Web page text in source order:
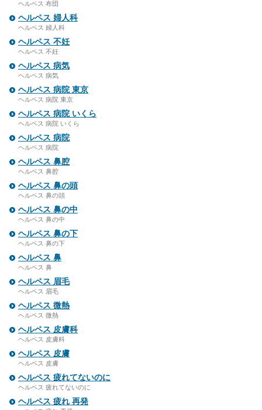
ヘルペス 布団
ヘルペス 婦人科
ヘルペス 婦人科
ヘルペス 不妊
ヘルペス 不妊
ヘルペス 病気
ヘルペス 病気
ヘルペス 病院 東京
ヘルペス 病院 東京
ヘルペス 病院 いくら
ヘルペス 病院 いくら
ヘルペス 病院
ヘルペス 病院
ヘルペス 鼻腔
ヘルペス 鼻腔
ヘルペス 鼻の頭
ヘルペス 鼻の頭
ヘルペス 鼻の中
ヘルペス 鼻の中
ヘルペス 鼻の下
ヘルペス 鼻の下
ヘルペス 鼻
ヘルペス 鼻
ヘルペス 眉毛
ヘルペス 眉毛
ヘルペス 微熱
ヘルペス 微熱
ヘルペス 皮膚科
ヘルペス 皮膚科
ヘルペス 皮膚
ヘルペス 皮膚
ヘルペス 疲れてないのに
ヘルペス 疲れてないのに
ヘルペス 疲れ 再発